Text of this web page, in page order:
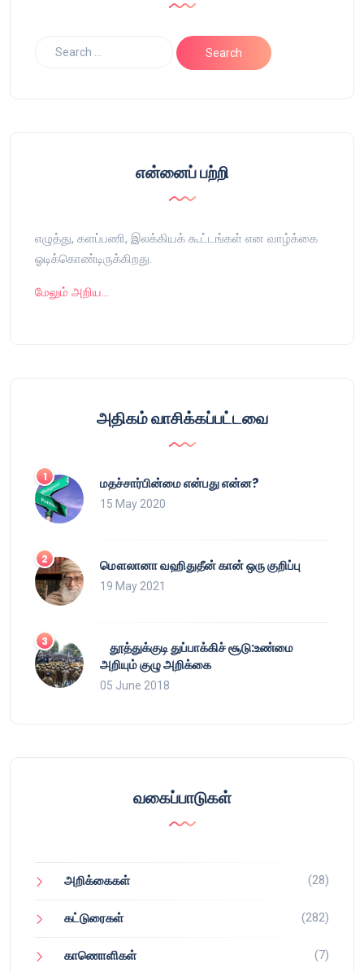
என்னைப் பற்றி
எழுத்து, களப்பணி, இலக்கியக் கூட்டங்கள் என வாழ்க்கை
ஓடிக்கொண்டிருக்கிறது.
மேலும் அறிய…
அதிகம் வாசிக்கப்பட்டவை
மதச்சார்பின்மை என்பது என்ன?
15 May 2020
மௌலானா வஹிதுதீன் கான் ஒரு குறிப்பு
19 May 2021
தூத்துக்குடி துப்பாக்கிச் சூடு:உண்மை
அறியும் குழு அறிக்கை
05 June 2018
வகைப்பாடுகள்
அறிக்கைகள் (28)
கட்டுரைகள் (282)
காணொளிகள் (7)